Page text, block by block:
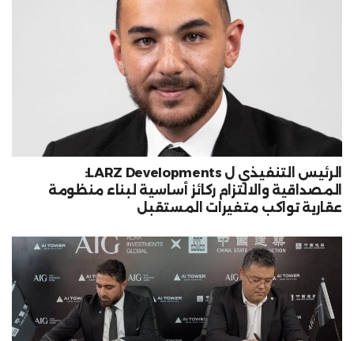
الرئيس التنفيذي ل LARZ Developments:
المصداقية والالتزام ركائز أساسية لبناء منظومة
عقارية تواكب متغيرات المستقبل